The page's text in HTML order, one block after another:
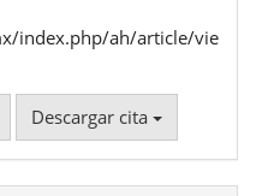
index.php/ah/article/vie
Descargar cita